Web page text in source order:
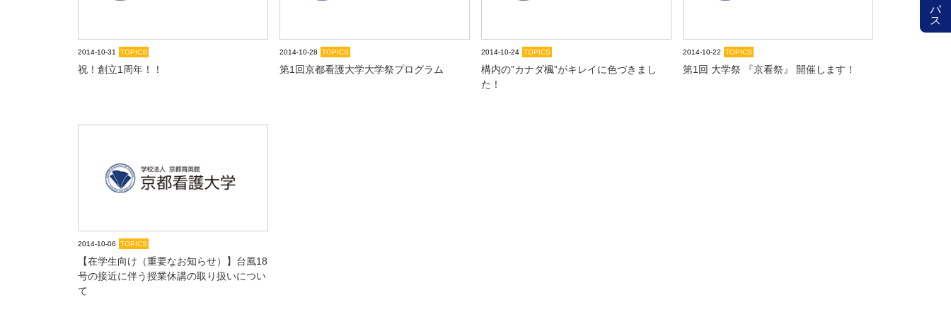
2014-10-31 TOPICS
祝！創立1周年！！
2014-10-28 TOPICS
第1回京都看護大学大学祭プログラム
2014-10-24 TOPICS
構内の”カナダ楓”がキレイに色づきまし
た！
2014-10-22 TOPICS
第1回 大学祭 『京看祭』 開催します！
2014-10-06 TOPICS
【在学生向け（重要なお知らせ）】台風18
号の接近に伴う授業休講の取り扱いについ
て